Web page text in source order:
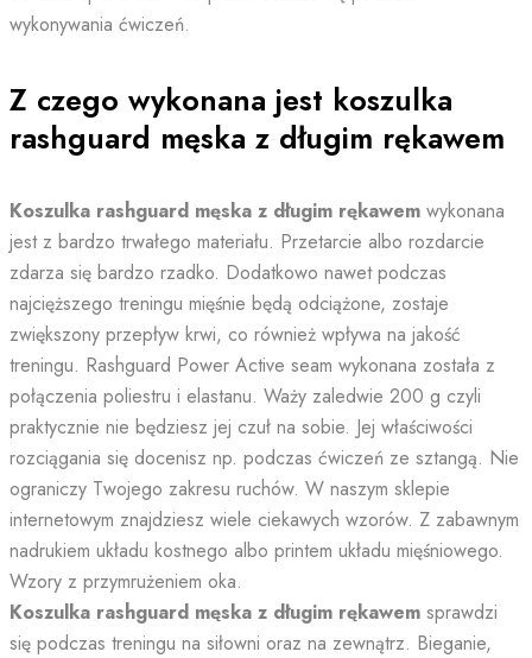
wykonywania ćwiczeń.
Z czego wykonana jest koszulka
rashguard męska z długim rękawem
Koszulka rashguard męska z długim rękawem wykonana
jest z bardzo trwałego materiału. Przetarcie albo rozdarcie
zdarza się bardzo rzadko. Dodatkowo nawet podczas
najcięższego treningu mięśnie będą odciążone, zostaje
zwiększony przepływ krwi, co również wpływa na jakość
treningu. Rashguard Power Active seam wykonana została z
połączenia poliestru i elastanu. Waży zaledwie 200 g czyli
praktycznie nie będziesz jej czuł na sobie. Jej właściwości
rozciągania się docenisz np. podczas ćwiczeń ze sztangą. Nie
ograniczy Twojego zakresu ruchów. W naszym sklepie
internetowym znajdziesz wiele ciekawych wzorów. Z zabawnym
nadrukiem układu kostnego albo printem układu mięśniowego.
Wzory z przymrużeniem oka.
Koszulka rashguard męska z długim rękawem sprawdzi
się podczas treningu na siłowni oraz na zewnątrz. Bieganie,